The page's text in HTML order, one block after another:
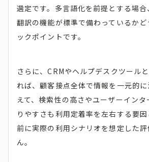
選定です。多言語化を前提とする場
翻訳の機能が標準で備わっているかど
ックポイントです。
さらに、CRMやヘルプデスクツール
れば、顧客接点全体で情報を一元的
えて、検索性の高さやユーザーインタ
りやすさも利用定着率を左右する要
前に実際の利用シナリオを想定した
ん。